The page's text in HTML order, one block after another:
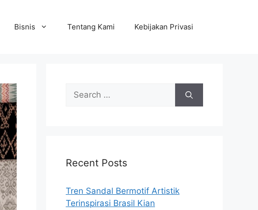
Bisnis Tentang Kami Kebijakan Privasi
Search
for:
Recent Posts
Tren Sandal Bermotif Artistik
Terinspirasi Brasil Kian